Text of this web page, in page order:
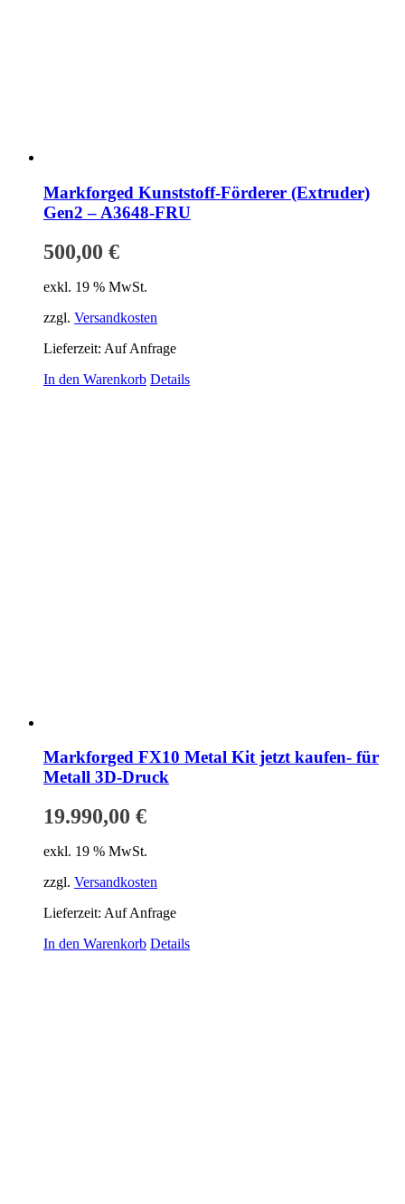
Markforged Kunststoff-Förderer (Extruder)
Gen2 – A3648-FRU
500,00 €
exkl. 19 % MwSt.
zzgl. Versandkosten
Lieferzeit: Auf Anfrage
In den Warenkorb Details
Markforged FX10 Metal Kit jetzt kaufen- für
Metall 3D-Druck
19.990,00 €
exkl. 19 % MwSt.
zzgl. Versandkosten
Lieferzeit: Auf Anfrage
In den Warenkorb Details